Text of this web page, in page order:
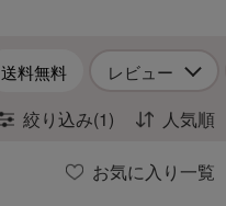
送料無料 レビュー
絞り込み(1) 人気順
お気に入り一覧